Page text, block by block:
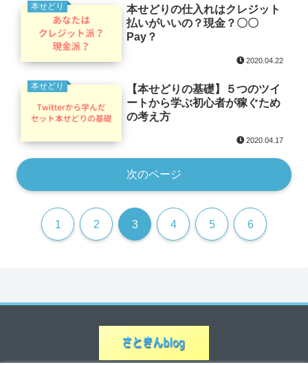
本せどり
本せどりの仕入れはクレジット
払いがいいの？現金？〇〇
Pay？
2020.04.22
本せどり
【本せどりの基礎】５つのツイ
ートから学ぶ初心者が稼ぐため
の考え方
2020.04.17
次のページ
1 2 3 4 5 6